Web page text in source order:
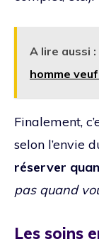
A lire aussi :
homme veuf
Finalement,
selon l’envie
réserver
pas quand
Les soins